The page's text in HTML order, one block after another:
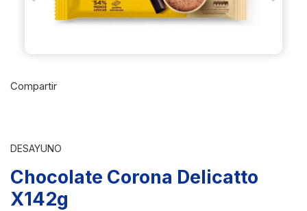
Compartir
DESAYUNO
Chocolate Corona Delicatto
X142g